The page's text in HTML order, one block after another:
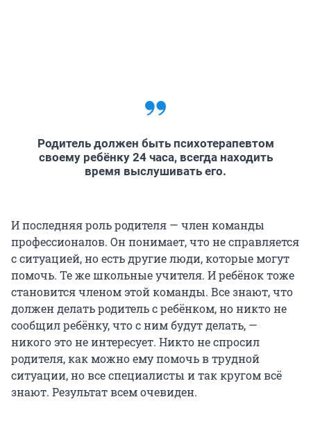
Родитель должен быть психотерапевтом
своему ребёнку 24 часа, всегда находить
время выслушивать его.
И последняя роль родителя — член команды
профессионалов. Он понимает, что не справляется
с ситуацией, но есть другие люди, которые могут
помочь. Те же школьные учителя. И ребёнок тоже
становится членом этой команды. Все знают, что
должен делать родитель с ребёнком, но никто не
сообщил ребёнку, что с ним будут делать, —
никого это не интересует. Никто не спросил
родителя, как можно ему помочь в трудной
ситуации, но все специалисты и так кругом всё
знают. Результат всем очевиден.